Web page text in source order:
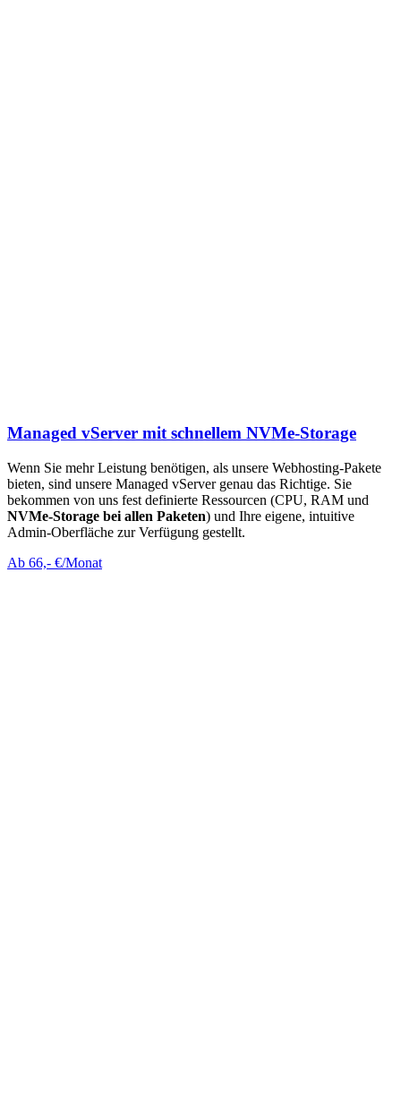
Managed vServer mit schnellem NVMe-Storage
Wenn Sie mehr Leistung benötigen, als unsere Webhosting-Pakete
bieten, sind unsere Managed vServer genau das Richtige. Sie
bekommen von uns fest definierte Ressourcen (CPU, RAM und
NVMe-Storage bei allen Paketen) und Ihre eigene, intuitive
Admin-Oberfläche zur Verfügung gestellt.
Ab 66,- €/Monat